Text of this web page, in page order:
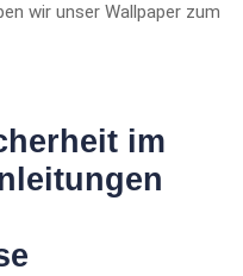
wir unser Wallpaper zum
im